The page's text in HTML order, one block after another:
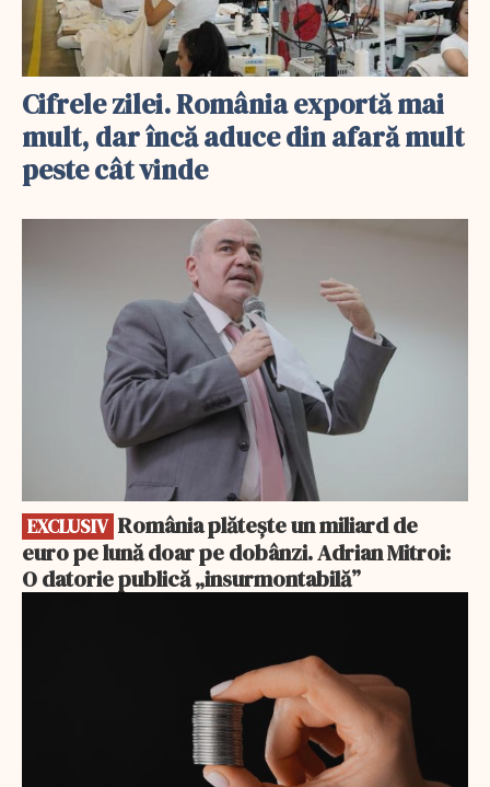
Cifrele zilei. România exportă mai
mult, dar încă aduce din afară mult
peste cât vinde
EXCLUSIV
euro pe lună doar pe dobânzi. Adrian Mitroi:
O datorie publică „insurmontabilă”